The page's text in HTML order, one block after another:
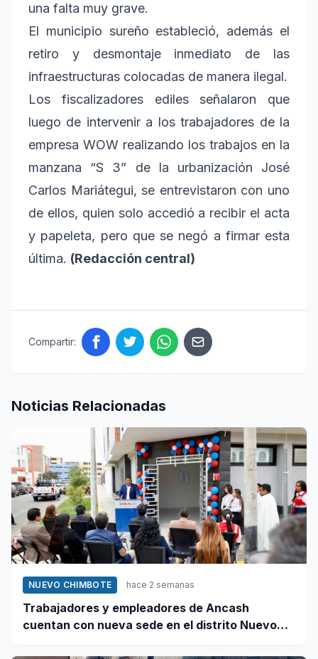
una falta muy grave.
El municipio sureño estableció, además el
retiro y desmontaje inmediato de las
infraestructuras colocadas de manera ilegal.
Los fiscalizadores ediles señalaron que
luego de intervenir a los trabajadores de la
empresa WOW realizando los trabajos en la
manzana “S 3” de la urbanización José
Carlos Mariátegui, se entrevistaron con uno
de ellos, quien solo accedió a recibir el acta
y papeleta, pero que se negó a firmar esta
última. (Redacción central)
Compartir:
Noticias Relacionadas
NUEVO CHIMBOTE hace 2 semanas
Trabajadores y empleadores de Ancash
cuentan con nueva sede en el distrito Nuevo